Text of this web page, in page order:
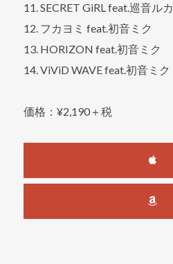
11. SECRET GiRL feat.巡音ルカ
12. フカヨミ feat.初音ミク
13. HORIZON feat.初音ミク
14. ViViD WAVE feat.初音ミク
価格：¥2,190＋税